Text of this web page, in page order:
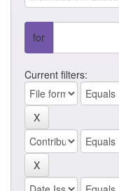
for
Current filters: